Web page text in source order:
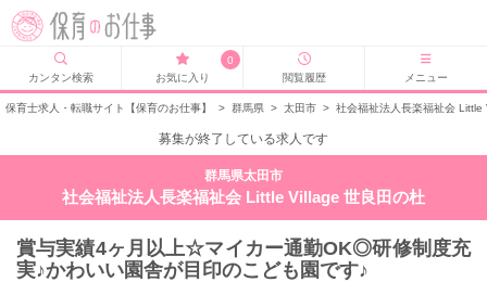
カンタン検索
0
お気に入り
閲覧履歴 メニュー
保育士求人・転職サイト【保育のお仕事】 > 群馬県 > 太田市 > 社会福祉法人長楽福祉会
募集が終了している求人です
群馬県太田市
社会福祉法人長楽福祉会 Little Village 世良田の杜
賞与実績4ヶ月以上☆マイカー通勤OK◎研修制度充
実♪かわいい園舎が目印のこども園です♪